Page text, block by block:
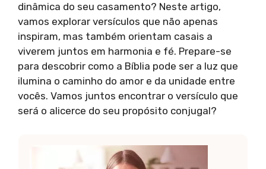
dinâmica do seu casamento? Neste artigo,
vamos explorar versículos que não apenas
inspiram, mas também orientam casais a
viverem juntos em harmonia e fé. Prepare-se
para descobrir como a Bíblia pode ser a luz que
ilumina o caminho do amor e da unidade entre
vocês. Vamos juntos encontrar o versículo que
será o alicerce do seu propósito conjugal?